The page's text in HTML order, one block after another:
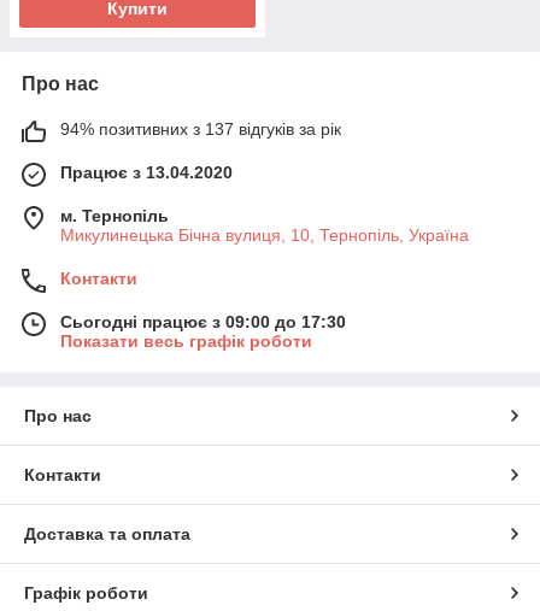
Купити
Про нас
94% позитивних з 137 відгуків за рік
Працює з 13.04.2020
м. Тернопіль
Микулинецька Бічна вулиця, 10, Тернопіль, Україна
Контакти
Сьогодні працює з 09:00 до 17:30
Показати весь графік роботи
Про нас
Контакти
Доставка та оплата
Графік роботи